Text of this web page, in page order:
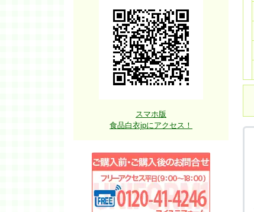
スマホ版
食品白衣jpにアクセス！